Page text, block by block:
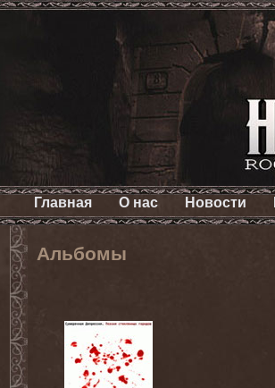
Главная О нас Новости
Альбомы